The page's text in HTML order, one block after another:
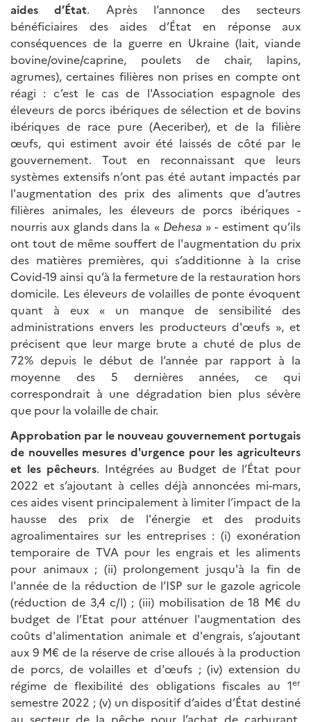
aides d’État. Après l’annonce des secteurs
bénéficiaires des aides d’État en réponse aux
conséquences de la guerre en Ukraine (lait, viande
bovine/ovine/caprine, poulets de chair, lapins,
agrumes), certaines filières non prises en compte ont
réagi : c’est le cas de l'Association espagnole des
éleveurs de porcs ibériques de sélection et de bovins
ibériques de race pure (Aeceriber), et de la filière
œufs, qui estiment avoir été laissés de côté par le
gouvernement. Tout en reconnaissant que leurs
systèmes extensifs n’ont pas été autant impactés par
l'augmentation des prix des aliments que d’autres
filières animales, les éleveurs de porcs ibériques -
nourris aux glands dans la « Dehesa » - estiment qu’ils
ont tout de même souffert de l'augmentation du prix
des matières premières, qui s’additionne à la crise
Covid-19 ainsi qu’à la fermeture de la restauration hors
domicile. Les éleveurs de volailles de ponte évoquent
quant à eux « un manque de sensibilité des
administrations envers les producteurs d'œufs », et
précisent que leur marge brute a chuté de plus de
72% depuis le début de l’année par rapport à la
moyenne des 5 dernières années, ce qui
correspondrait à une dégradation bien plus sévère
que pour la volaille de chair.
Approbation par le nouveau gouvernement portugais
de nouvelles mesures d'urgence pour les agriculteurs
et les pêcheurs. Intégrées au Budget de l’État pour
2022 et s’ajoutant à celles déjà annoncées mi-mars,
ces aides visent principalement à limiter l’impact de la
hausse des prix de l'énergie et des produits
agroalimentaires sur les entreprises : (i) exonération
temporaire de TVA pour les engrais et les aliments
pour animaux ; (ii) prolongement jusqu'à la fin de
l'année de la réduction de l’ISP sur le gazole agricole
(réduction de 3,4 c/l) ; (iii) mobilisation de 18 M€ du
budget de l’Etat pour atténuer l'augmentation des
coûts d'alimentation animale et d'engrais, s’ajoutant
aux 9 M€ de la réserve de crise alloués à la production
de porcs, de volailles et d'œufs ; (iv) extension du
régime de flexibilité des obligations fiscales au 1er
semestre 2022 ; (v) un dispositif d’aides d’État destiné
au secteur de la pêche pour l’achat de carburant,